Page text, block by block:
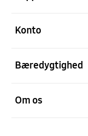
Konto
Bæredygtighed
Om os